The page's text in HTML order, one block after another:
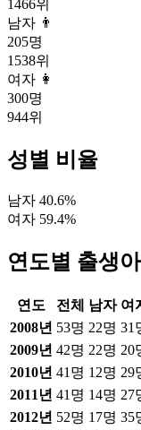
1466위
남자 👨
205명
1538위
여자 👩
300명
944위
성별 비율
남자 40.6%
여자 59.4%
연도별 출생아
연도 전체 남자 여
2008년 53명 22명 31
2009년 42명 22명 20
2010년 41 명 12명 29
2011 년 41 명 14명 27
2012년 52명 17명 35